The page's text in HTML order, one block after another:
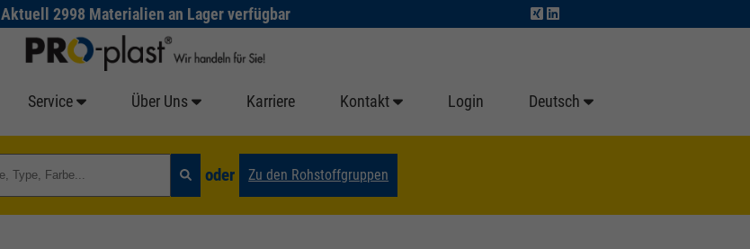
Aktuell 2998 Materialien an Lager verfügbar
Service Über Uns Karriere Kontakt Login Deutsch
oder Zu den Rohstoffgruppen